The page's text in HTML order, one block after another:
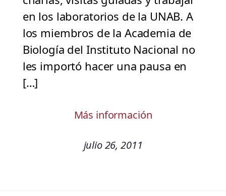
en los laboratorios de la UNAB. A
los miembros de la Academia de
Biología del Instituto Nacional no
les importó hacer una pausa en
[…]
Más información
julio 26, 2011